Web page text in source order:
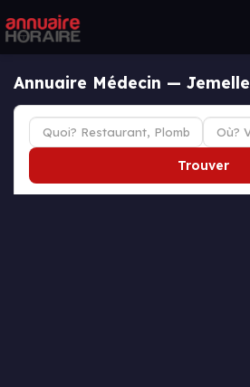
Annuaire Médecin — Jemelle
Trouver